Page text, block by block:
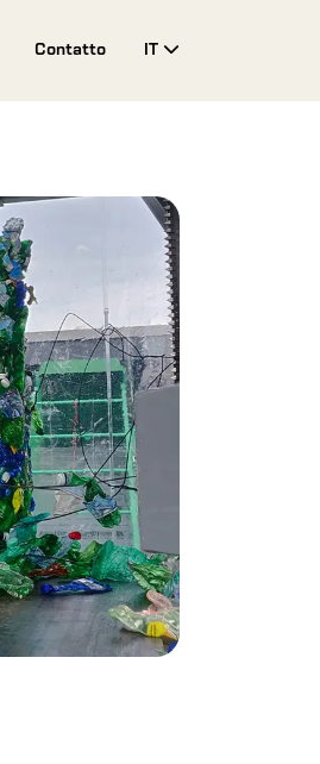
Contatto
IT